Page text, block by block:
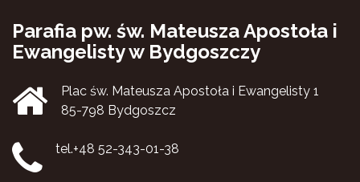
Parafia pw. św. Mateusza Apostoła i
Ewangelisty w Bydgoszczy
Plac św. Mateusza Apostoła i Ewangelisty 1
85-798 Bydgoszcz
tel.+48 52-343-01-38